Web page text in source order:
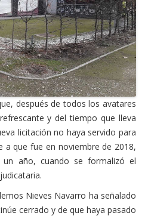
después de todos los avatares
y del tiempo que lleva
licitación no haya servido para
a que fue en noviembre de 2018,
un año, cuando se formalizó el
Nieves Navarro ha señalado
cerrado y de que haya pasado